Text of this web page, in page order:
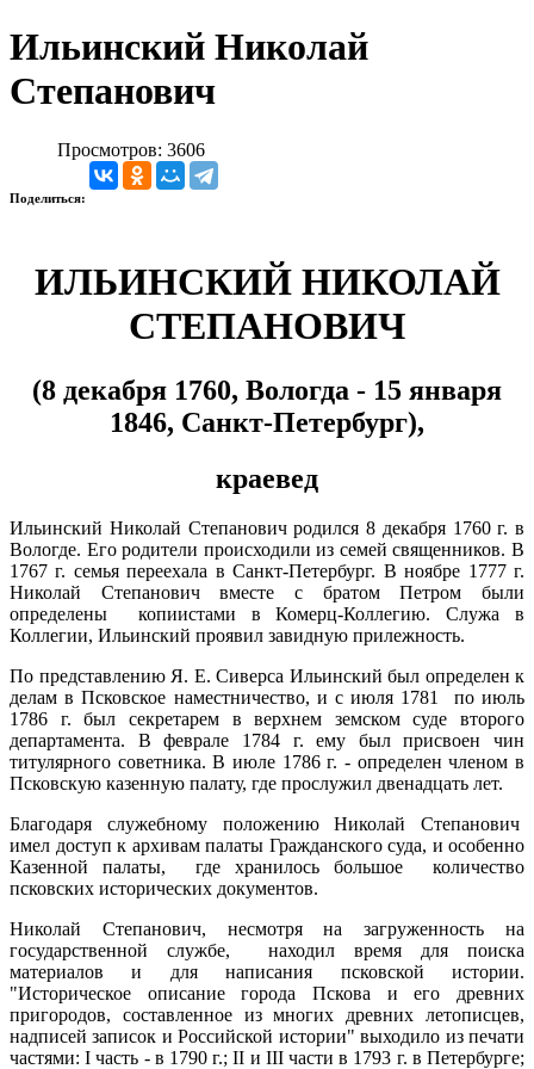
Ильинский Николай
Степанович
Просмотров: 3606
Поделиться:
ИЛЬИНСКИЙ НИКОЛАЙ
СТЕПАНОВИЧ
(8 декабря 1760, Вологда - 15 января
1846, Санкт-Петербург),
краевед
Ильинский Николай Степанович родился 8 декабря 1760 г. в
Вологде. Его родители происходили из семей священников. В
1767 г. семья переехала в Санкт-Петербург. В ноябре 1777 г.
Николай Степанович вместе с братом Петром были
определены копиистами в Комерц-Коллегию. Служа в
Коллегии, Ильинский проявил завидную прилежность.
По представлению Я. Е. Сиверса Ильинский был определен к
делам в Псковское наместничество, и с июля 1781 по июль
1786 г. был секретарем в верхнем земском суде второго
департамента. В феврале 1784 г. ему был присвоен чин
титулярного советника. В июле 1786 г. - определен членом в
Псковскую казенную палату, где прослужил двенадцать лет.
Благодаря служебному положению Николай Степанович
имел доступ к архивам палаты Гражданского суда, и особенно
Казенной палаты, где хранилось большое количество
псковских исторических документов.
Николай Степанович, несмотря на загруженность на
государственной службе, находил время для поиска
материалов и для написания псковской истории.
"Историческое описание города Пскова и его древних
пригородов, составленное из многих древних летописцев,
надписей записок и Российской истории" выходило из печати
частями: I часть - в 1790 г.; II и III части в 1793 г. в Петербурге;